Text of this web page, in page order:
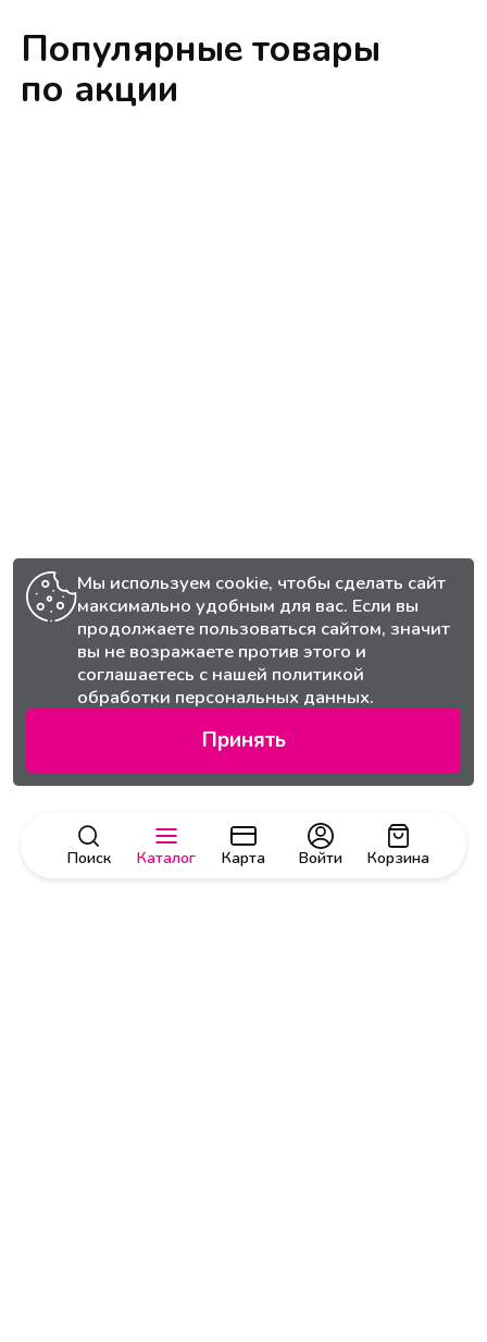
Поиск Каталог Карта Корзина
Войти
Популярные товары
по акции
Мы используем cookie, чтобы сделать сайт
максимально удобным для вас. Если вы
продолжаете пользоваться сайтом, значит
вы не возражаете против этого и
соглашаетесь с нашей политикой
обработки персональных данных.
Принять